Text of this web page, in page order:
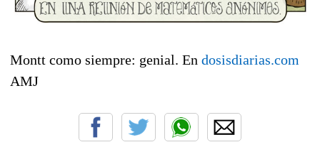
Montt como siempre: genial. En dosisdiarias.com
AMJ